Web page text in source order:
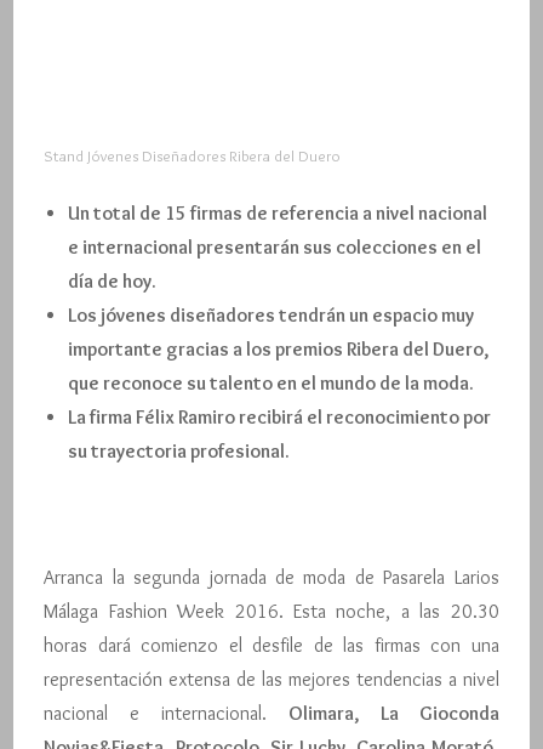
Stand Jóvenes Diseñadores Ribera del Duero
Un total de 15 firmas de referencia a nivel nacional
e internacional presentarán sus colecciones en el
día de hoy.
Los jóvenes diseñadores tendrán un espacio muy
importante gracias a los premios Ribera del Duero,
que reconoce su talento en el mundo de la moda.
La firma Félix Ramiro recibirá el reconocimiento por
su trayectoria profesional.
Arranca la segunda jornada de moda de Pasarela Larios
Málaga Fashion Week 2016. Esta noche, a las 20.30
horas dará comienzo el desfile de las firmas con una
representación extensa de las mejores tendencias a nivel
nacional e internacional. Olimara, La Gioconda